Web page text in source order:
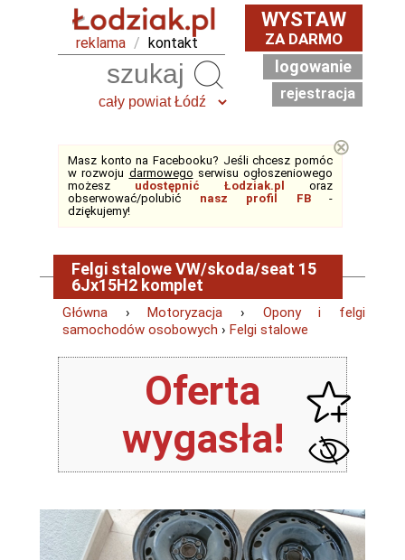
reklama / kontakt
WYSTAW
ZA DARMO
logowanie
rejestracja
Masz konto na Facebooku? Jeśli chcesz pomóc
w rozwoju darmowego serwisu ogłoszeniowego
możesz udostępnić Łodziak.pl
oraz
obserwować/polubić nasz profil FB-
dziękujemy!
⊗
Felgi stalowe VW/skoda/seat 15
6Jx15H2 komplet
Główna ›Motoryzacja › Opony i felgi
samochodów osobowych › Felgi stalowe
Oferta
wygasła!